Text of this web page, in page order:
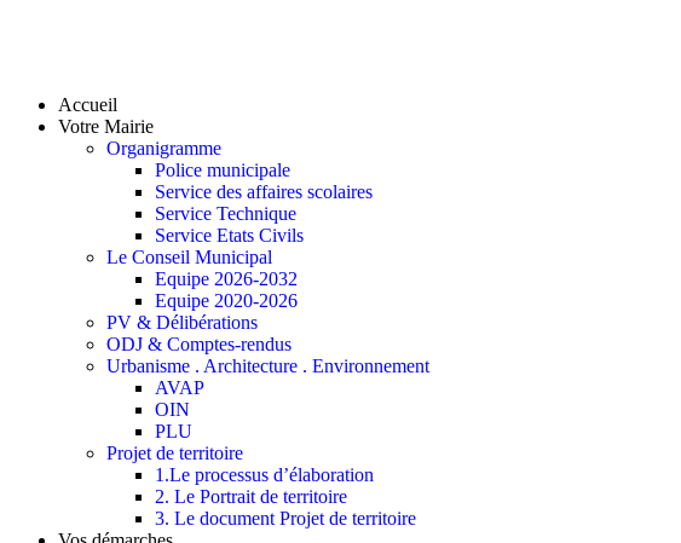
Accueil
Votre Mairie
Organigramme
Police municipale
Service des affaires scolaires
Service Technique
Service Etats Civils
Le Conseil Municipal
Equipe 2026-2032
Equipe 2020-2026
PV & Délibérations
ODJ & Comptes-rendus
Urbanisme . Architecture . Environnement
AVAP
OIN
PLU
Projet de territoire
1.Le processus d’élaboration
2. Le Portrait de territoire
3. Le document Projet de territoire